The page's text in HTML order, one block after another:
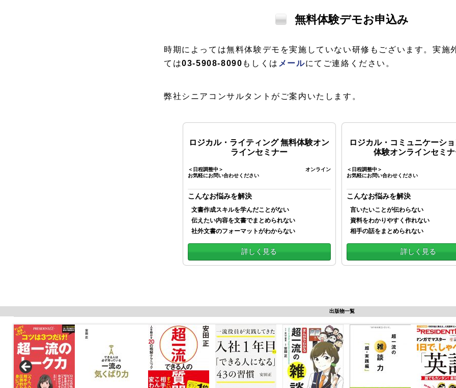
無料体験デモお申込み
時期によっては無料体験デモを実施していない研修もございます。実施
ては03-5908-8090 もしくは メールにてご連絡ください。
弊社シニアコンサルタントがご案内いたします。
ロジカル・ライティング 無料体験オン
ラインセミナー
＜日程調整中＞
お気軽にお問い合わせください
オンライン
こんなお悩みを解決
文書作成スキルを学んだことがない
伝えたい内容を文書でまとめられない
社外文書のフォーマットがわからない
詳しく見る
ロジカル・コミュニケーシ
体験オンラインセミ
＜日程調整中＞
お気軽にお問い合わせください
こんなお悩みを解決
言いたいことが伝わらない
資料をわかりやすく作れない
相手の話をまとめられない
詳しく見る
出版物一覧